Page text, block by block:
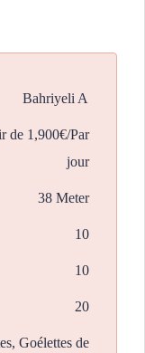
Bahriyeli A
de 1,900€/Par
jour
38 Meter
10
10
20
Goélettes de